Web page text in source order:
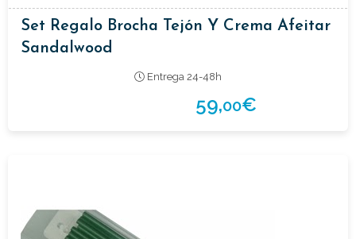
Set Regalo Brocha Tejón Y Crema Afeitar
Sandalwood
Entrega 24-48h
59,00€